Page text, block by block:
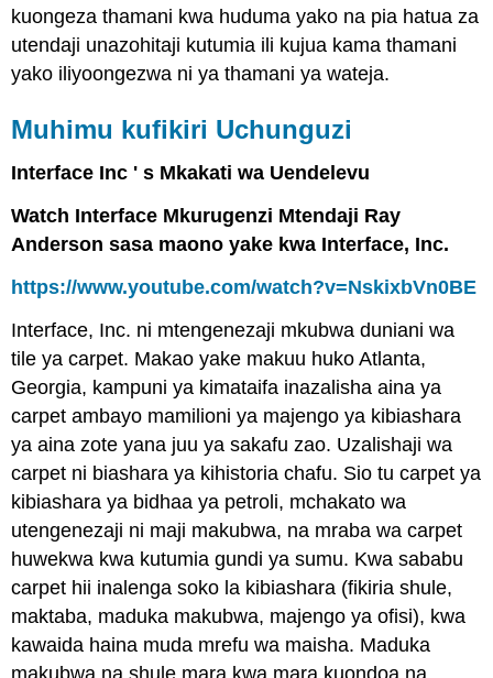
kuongeza thamani kwa huduma yako na pia hatua za
utendaji unazohitaji kutumia ili kujua kama thamani
yako iliyoongezwa ni ya thamani ya wateja.
Muhimu kufikiri Uchunguzi
Interface Inc ' s Mkakati wa Uendelevu
Watch Interface Mkurugenzi Mtendaji Ray
Anderson sasa maono yake kwa Interface, Inc.
https://www.youtube.com/watch?v=NskixbVn0BE
Interface, Inc. ni mtengenezaji mkubwa duniani wa
tile ya carpet. Makao yake makuu huko Atlanta,
Georgia, kampuni ya kimataifa inazalisha aina ya
carpet ambayo mamilioni ya majengo ya kibiashara
ya aina zote yana juu ya sakafu zao. Uzalishaji wa
carpet ni biashara ya kihistoria chafu. Sio tu carpet ya
kibiashara ya bidhaa ya petroli, mchakato wa
utengenezaji ni maji makubwa, na mraba wa carpet
huwekwa kwa kutumia gundi ya sumu. Kwa sababu
carpet hii inalenga soko la kibiashara (fikiria shule,
maktaba, maduka makubwa, majengo ya ofisi), kwa
kawaida haina muda mrefu wa maisha. Maduka
makubwa na shule mara kwa mara kuondoa na